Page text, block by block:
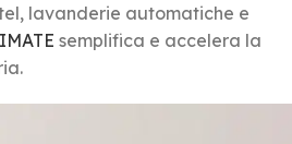
lavanderie automatiche e
semplifica e accelera la